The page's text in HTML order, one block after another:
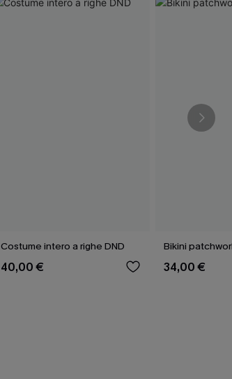
Costume intero a righe DND
40,00 €
Bikini
34,00 €